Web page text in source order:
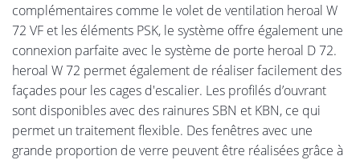
complémentaires comme le volet de ventilation heroal W
72 VF et les éléments PSK, le système offre également une
connexion parfaite avec le système de porte heroal D 72.
heroal W 72 permet également de réaliser facilement des
façades pour les cages d'escalier. Les profilés d’ouvrant
sont disponibles avec des rainures SBN et KBN, ce qui
permet un traitement flexible. Des fenêtres avec une
grande proportion de verre peuvent être réalisées grâce à